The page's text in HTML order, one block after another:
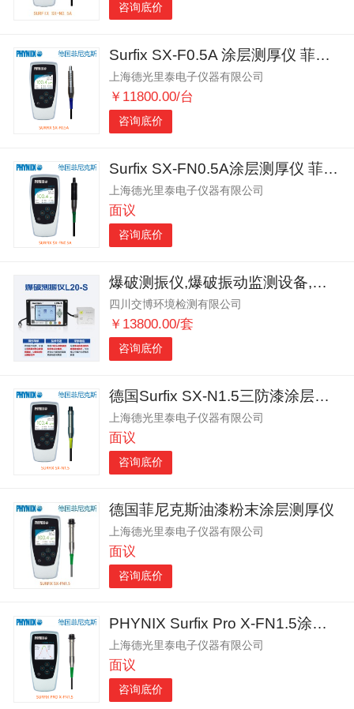
咨询底价
Surfix SX-F0.5A 涂层测厚仪 菲尼克斯膜厚仪
上海德光里泰电子仪器有限公司
￥11800.00/台
咨询底价
Surfix SX-FN0.5A涂层测厚仪 菲尼克斯膜厚仪
上海德光里泰电子仪器有限公司
面议
咨询底价
爆破测振仪,爆破振动监测设备,矿山,隧道,边坡爆破施工检测仪
四川交博环境检测有限公司
￥13800.00/套
咨询底价
德国Surfix SX-N1.5三防漆涂层测厚仪
上海德光里泰电子仪器有限公司
面议
咨询底价
德国菲尼克斯油漆粉末涂层测厚仪
上海德光里泰电子仪器有限公司
面议
咨询底价
PHYNIX Surfix Pro X-FN1.5涂层测厚仪
上海德光里泰电子仪器有限公司
面议
咨询底价